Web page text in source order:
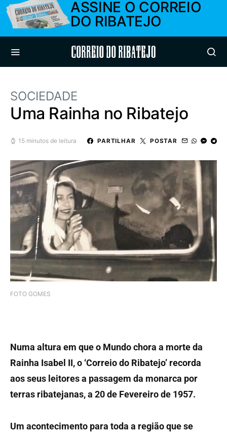
ASSINE O CORREIO
DO RIBATEJO
Correio do Ribatejo
SOCIEDADE
Uma Rainha no Ribatejo
15 minutos de leitura PARTILHAR POSTAR
FOTO GOMES
Numa altura em que o Mundo chora a morte da
Rainha Isabel II, o ‘Correio do Ribatejo’ recorda
aos seus leitores a passagem da monarca por
terras ribatejanas, a 20 de Fevereiro de 1957.
Um acontecimento para toda a região que se